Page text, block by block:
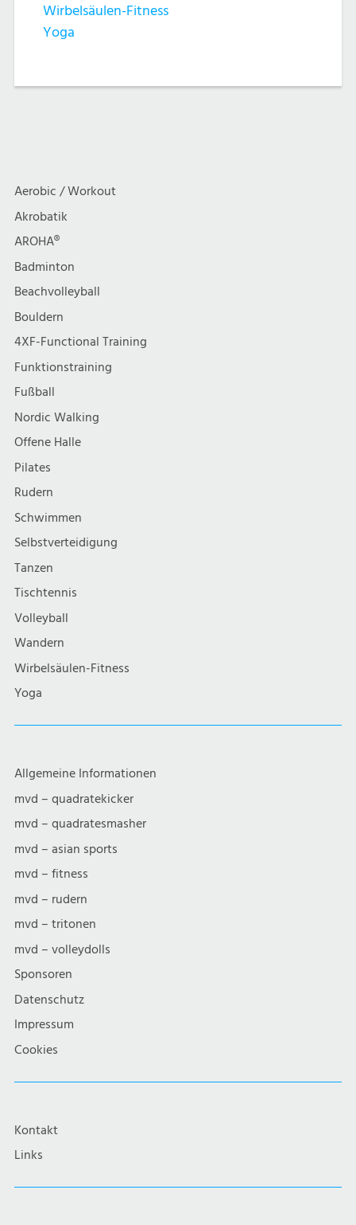
Wirbelsäulen-Fitness
Yoga
Aerobic / Workout
Akrobatik
AROHA®
Badminton
Beachvolleyball
Bouldern
4XF-Functional Training
Funktionstraining
Fußball
Nordic Walking
Offene Halle
Pilates
Rudern
Schwimmen
Selbstverteidigung
Tanzen
Tischtennis
Volleyball
Wandern
Wirbelsäulen-Fitness
Yoga
Allgemeine Informationen
mvd – quadratekicker
mvd – quadratesmasher
mvd – asian sports
mvd – fitness
mvd – rudern
mvd – tritonen
mvd – volleydolls
Sponsoren
Datenschutz
Impressum
Cookies
Kontakt
Links